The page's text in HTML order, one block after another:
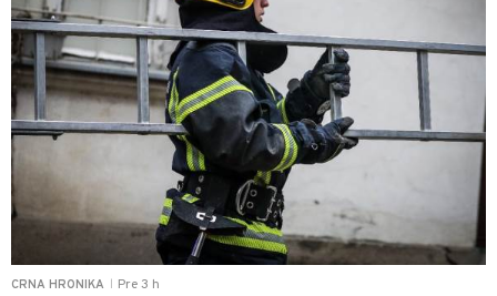
CRNA HRONIKA Pre 3 h